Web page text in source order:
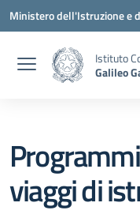
Vai ai contenuti
Vai al menu di navigazione
Vai al footer
Ministero dell'Istruzione e
Istituto
Galileo
viaggi di